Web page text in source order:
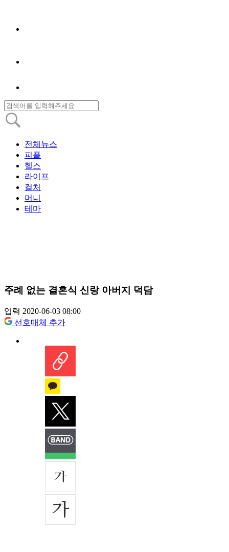
전체뉴스
피플
헬스
라이프
컬처
머니
테마
주례 없는 결혼식 신랑 아버지 덕담
입력 2020-06-03 08:00
선호매체 추가